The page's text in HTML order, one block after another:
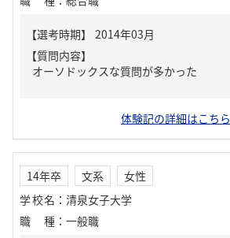
【質問内容】
オーソドックスな質問が多かった
体験記の詳細はこちら
14年卒 文系
女性
学校名 ： 清泉女子大学
職種 ： 一般職